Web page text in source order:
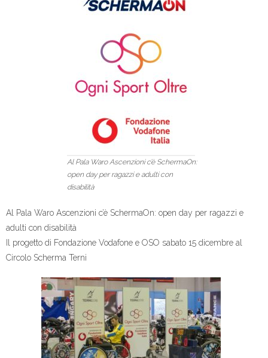
Al Pala Waro Ascenzioni c’è SchermaOn:
open day per ragazzi e adulti con
disabilità
Al Pala Waro Ascenzioni c’è SchermaOn: open day per ragazzi e
adulti con disabilità
Il progetto di Fondazione Vodafone e OSO sabato 15 dicembre al
Circolo Scherma Terni